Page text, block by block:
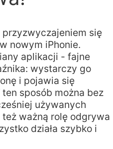
przyzwyczajeniem się
nowym iPhonie.
aplikacji - fajne
wystarczy go
i pojawia się
sposób można bez
używanych
ważną rolę odgrywa
działa szybko i